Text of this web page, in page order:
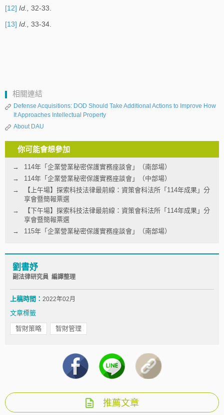
[12] Id., 32-33.
[13] Id., 33-34.
相關連結
Defense Acquisitions: DOD Should Take Additional Actions to Improve How
It Approaches Intellectual Property
About DAU
你可能會想參加
114年「企業營業秘密保護實務座談會」（南部場）
114年「企業營業秘密保護實務座談會」（中部場）
【上午場】探索科技法律最前線：資策會科法所「114年成果」分
享會暨簡報票選
【下午場】探索科技法律最前線：資策會科法所「114年成果」分
享會暨簡報票選
115年「企業營業秘密保護實務座談會」（南部場）
劉書妤
副法律研究員 編譯整理
上稿時間： 2022年02月
文章標籤
智財策略 智財管理
推薦文章